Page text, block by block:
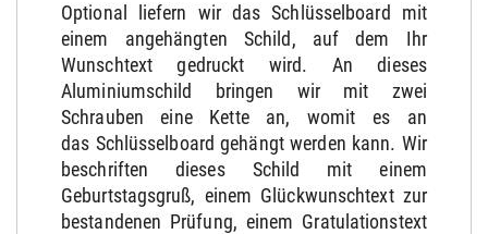
Optional liefern wir das Schlüsselboard mit
einem angehängten Schild, auf dem Ihr
Wunschtext gedruckt wird. An dieses
Aluminiumschild bringen wir mit zwei
Schrauben eine Kette an, womit es an
das Schlüsselboard gehängt werden kann. Wir
beschriften dieses Schild mit einem
Geburtstagsgruß, einem Glückwunschtext zur
bestandenen Prüfung, einem Gratulationstext